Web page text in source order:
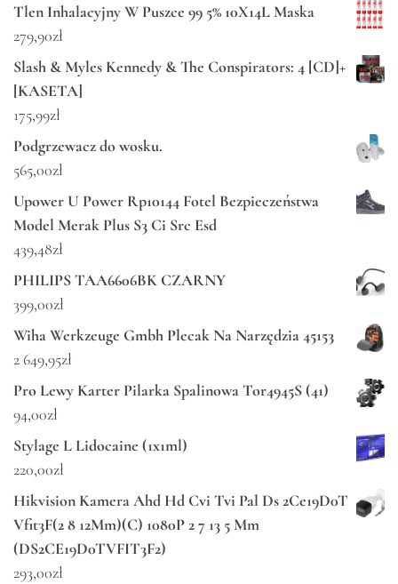
Tlen Inhalacyjny W Puszce 99 5% 10X14L Maska
279,90zł
Slash & Myles Kennedy & The Conspirators: 4 [CD]+
[KASETA]
175,99zł
Podgrzewacz do wosku.
565,00zł
Upower U Power Rp10144 Fotel Bezpieczeństwa
Model Merak Plus S3 Ci Src Esd
439,48zł
PHILIPS TAA6606BK CZARNY
399,00zł
Wiha Werkzeuge Gmbh Plecak Na Narzędzia 45153
2 649,95zł
Pro Lewy Karter Pilarka Spalinowa Tor4945S (41)
94,00zł
Stylage L Lidocaine (1x1ml)
220,00zł
Hikvision Kamera Ahd Hd Cvi Tvi Pal Ds 2Ce19D0T
Vfit3F(2 8 12Mm)(C) 1080P 2 7 13 5 Mm
(DS2CE19D0TVFIT3F2)
293,00zł